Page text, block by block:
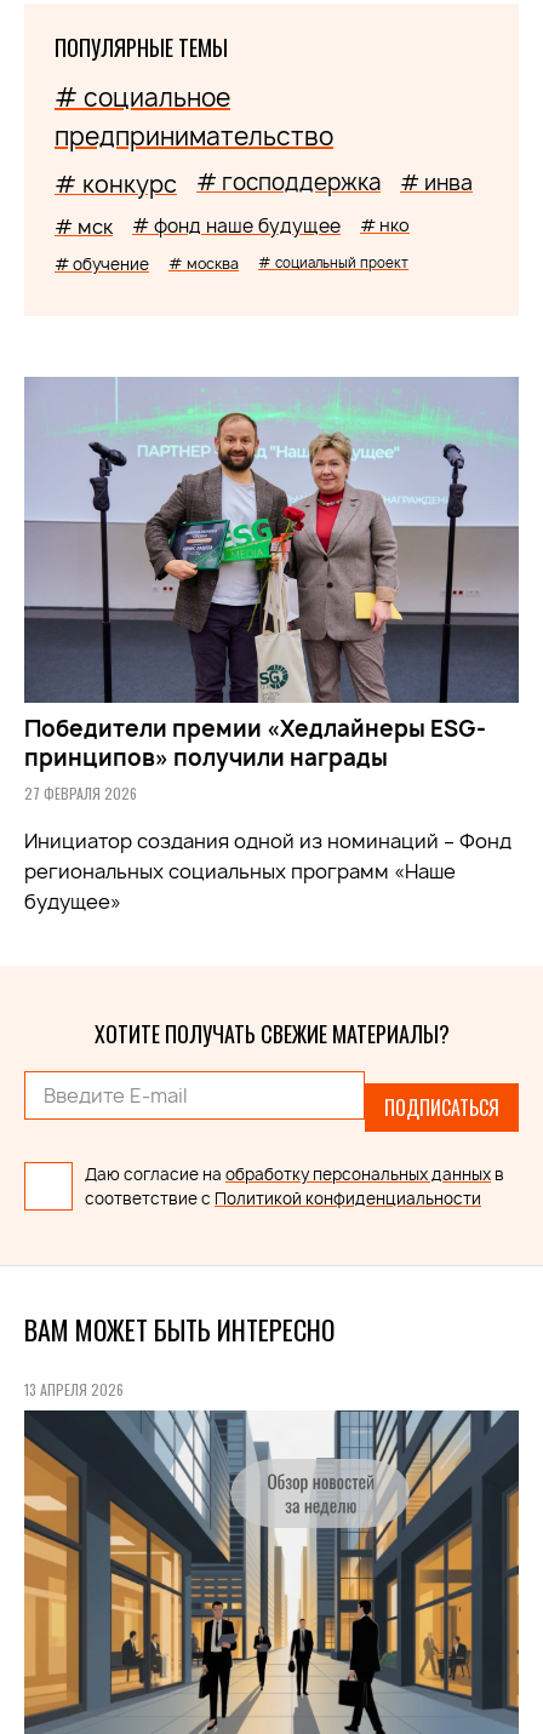
ПОПУЛЯРНЫЕ ТЕМЫ
# социальное
предпринимательство
# конкурс # господдержка # инва
# мск # фонд наше будущее # нко
# обучение # москва # социальный проект
Победители премии «Хедлайнеры ESG-
принципов» получили награды
27 ФЕВРАЛЯ 2026
Инициатор создания одной из номинаций – Фонд
региональных социальных программ «Наше
будущее»
ХОТИТЕ ПОЛУЧАТЬ СВЕЖИЕ МАТЕРИАЛЫ?
ПОДПИСАТЬСЯ
Даю согласие на обработку персональных данных в
соответствие с Политикой конфиденциальности
ВАМ МОЖЕТ БЫТЬ ИНТЕРЕСНО
13 АПРЕЛЯ 2026